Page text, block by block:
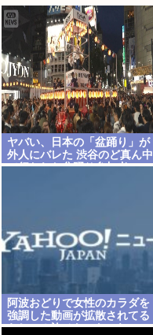
ヤバい、日本の「盆踊り」が
外人にバレた 渋谷のど真ん中
で行われた盆踊り参加者
阿波おどりで女性のカラダを
強調した動画が拡散されてる
らしい！許せないなこれ